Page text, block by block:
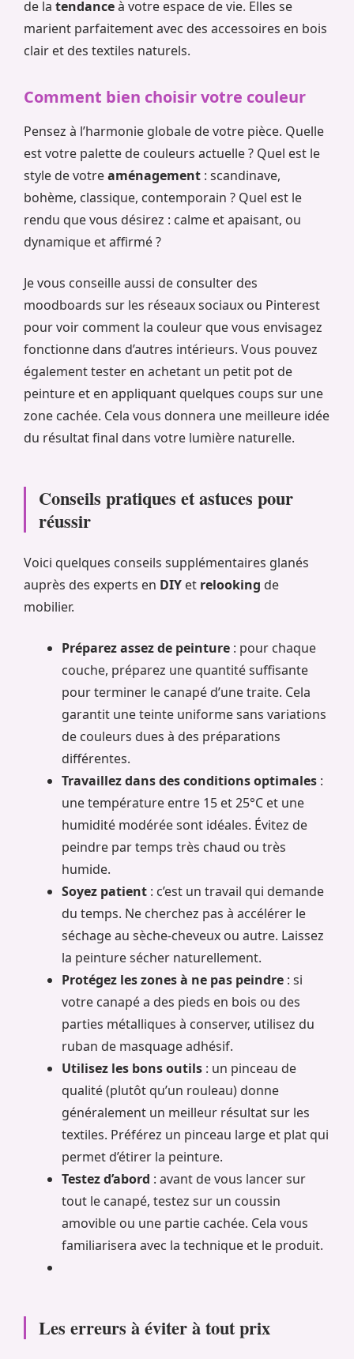
de la tendanceà votre espace de vie. Elles se
marient parfaitement avec des accessoires en bois
clair et des textiles naturels.
Comment bien choisir votre couleur
Pensez à l’harmonie globale de votre pièce. Quelle
est votre palette de couleurs actuelle ? Quel est le
style de votreaménagement : scandinave,
bohème, classique, contemporain ? Quel est le
rendu que vous désirez : calme et apaisant, ou
dynamique et affirmé ?
Je vous conseille aussi de consulter des
moodboards sur les réseaux sociaux ou Pinterest
pour voir comment la couleur que vous envisagez
fonctionne dans d’autres intérieurs. Vous pouvez
également tester en achetant un petit pot de
peinture et en appliquant quelques coups sur une
zone cachée. Cela vous donnera une meilleure idée
du résultat final dans votre lumière naturelle.
Conseils pratiques et astuces pour
réussir
Voici quelques conseils supplémentaires glanés
auprès des experts en DIY et relooking de
mobilier.
Préparez assez de peinture : pour chaque
couche, préparez une quantité suffisante
pour terminer le canapé d’une traite. Cela
garantit une teinte uniforme sans variations
de couleurs dues à des préparations
différentes.
Travaillez dans des conditions optimales :
une température entre 15 et 25°C et une
humidité modérée sont idéales. Évitez de
peindre par temps très chaud ou très
humide.
Soyez patient : c’est un travail qui demande
du temps. Ne cherchez pas à accélérer le
séchage au sèche-cheveux ou autre. Laissez
la peinture sécher naturellement.
Protégez les zones à ne pas peindre : si
votre canapé a des pieds en bois ou des
parties métalliques à conserver, utilisez du
ruban de masquage adhésif.
Utilisez les bons outils : un pinceau de
qualité (plutôt qu’un rouleau) donne
généralement un meilleur résultat sur les
textiles. Préférez un pinceau large et plat qui
permet d’étirer la peinture.
Testez d’abord : avant de vous lancer sur
tout le canapé, testez sur un coussin
amovible ou une partie cachée. Cela vous
familiarisera avec la technique et le produit.
Les erreurs à éviter à tout prix